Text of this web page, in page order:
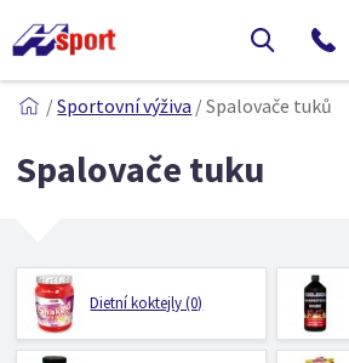
/Sportovní výživa /Spalovače tuků
Spalovače tuku
Dietní koktejly (0)